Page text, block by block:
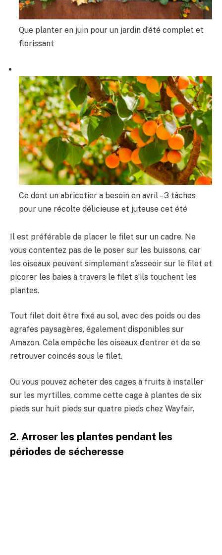
Que planter en juin pour un jardin d’été complet et
florissant
Ce dont un abricotier a besoin en avril – 3 tâches
pour une récolte délicieuse et juteuse cet été
Il est préférable de placer le filet sur un cadre. Ne
vous contentez pas de le poser sur les buissons, car
les oiseaux peuvent simplement s’asseoir sur le filet et
picorer les baies à travers le filet s’ils touchent les
plantes.
Tout filet doit être fixé au sol, avec des poids ou des
agrafes paysagères, également disponibles sur
Amazon. Cela empêche les oiseaux d’entrer et de se
retrouver coincés sous le filet.
Ou vous pouvez acheter des cages à fruits à installer
sur les myrtilles, comme cette cage à plantes de six
pieds sur huit pieds sur quatre pieds chez Wayfair.
2. Arroser les plantes pendant les
périodes de sécheresse